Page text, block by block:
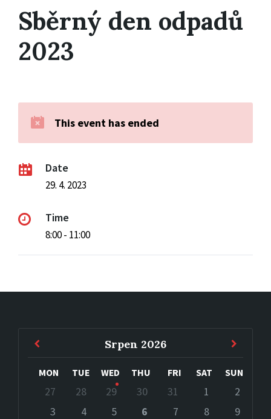
Sběrný den odpadů
2023
This event has ended
Date
29. 4. 2023
Time
8:00 - 11:00
Srpen 2026
Previous
MON TUE WED THU FRI SAT SUN
Skip
calendar
27 28 29 30 31 1
2
3
4 5 6 7 8
9